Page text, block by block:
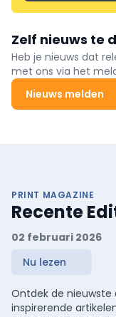
Zelf nieuws te
Heb je nieuws dat
met ons via het
Nieuws melden
PRINT MAGAZINE
Recente
02 februari 2026
Nu lezen
Ontdek de nieuwste
inspirerende